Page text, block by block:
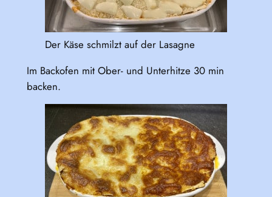
Der Käse schmilzt auf der Lasagne
Im Backofen mit Ober- und Unterhitze 30 min
backen.